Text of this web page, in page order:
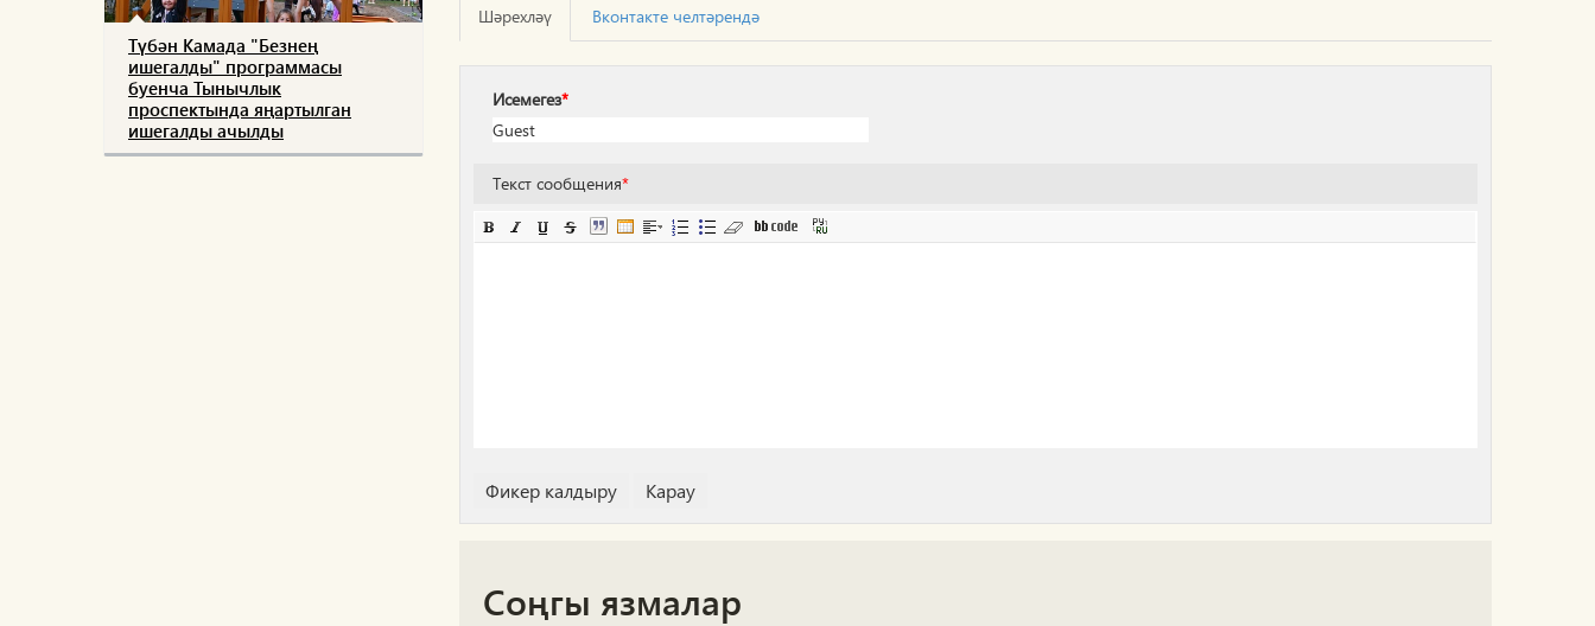
Түбән Камада "Безнең
ишегалды" программасы
буенча Тынычлык
проспектында яңартылган
ишегалды ачылды
Шәрехләү Вконтакте челтәрендә
Исемегез*
Текст сообщения*
Соңгы язмалар